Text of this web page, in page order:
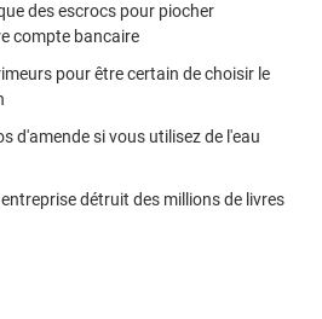
des escrocs pour piocher
compte bancaire
pour être certain de choisir le
d'amende si vous utilisez de l'eau
détruit des millions de livres